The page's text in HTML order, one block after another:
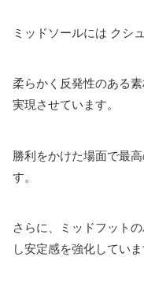
ミッドソールには クシ
柔らかく反発性のある
実現させています。
勝利をかけた場面で最
す。
さらに、ミッドフット
し安定感を強化していま